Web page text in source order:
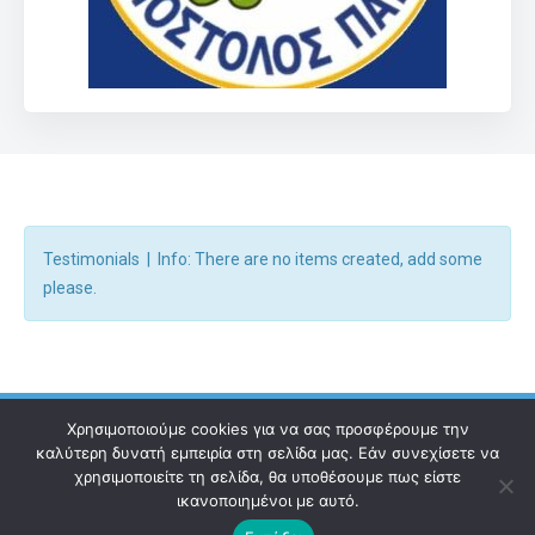
Testimonials | Info: There are no items created, add some
please.
Ηλεκτρονικός Οδηγός Επικοινωνία Όροι χρήσης
Χρησιμοποιούμε cookies για να σας προσφέρουμε την
καλύτερη δυνατή εμπειρία στη σελίδα μας. Εάν συνεχίσετε να
χρησιμοποιείτε τη σελίδα, θα υποθέσουμε πως είστε
ικανοποιημένοι με αυτό.